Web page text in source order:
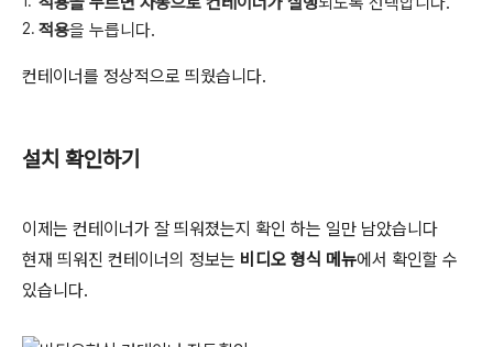
적용을 누릅니다.
컨테이너를 정상적으로 띄웠습니다.
설치 확인하기
이제는 컨테이너가 잘 띄워졌는지 확인 하는 일만 남았습니다
현재 띄워진 컨테이너의 정보는 비디오 형식 메뉴에서 확인할 수
있습니다.